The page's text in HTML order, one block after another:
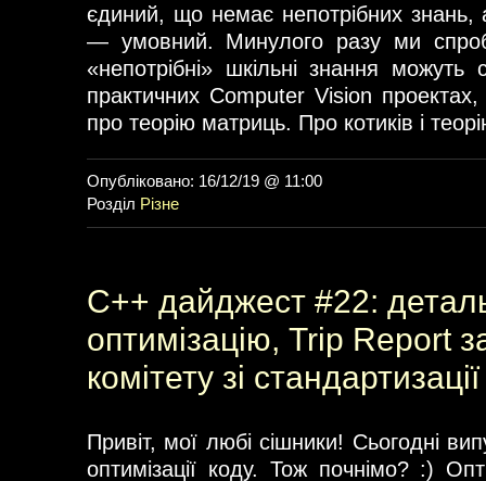
єдиний, що немає непотрібних знань,
— умовний. Минулого разу ми
«непотрібні» шкільні знання можуть
практичних Computer Vision
про теорію матриць. Про котиків і
Опубліковано: 16/12/19 @ 11:00
Розділ Різне
C++ дайджест #22:
оптимізацію, Trip Report
комітету зі стандартизації
Привіт, мої любі сішники! Сьогодні
оптимізації коду. Тож почнімо? :)